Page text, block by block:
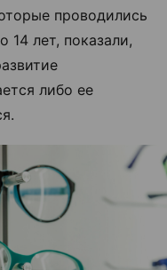
проводились
14 лет, показали,
либо ее